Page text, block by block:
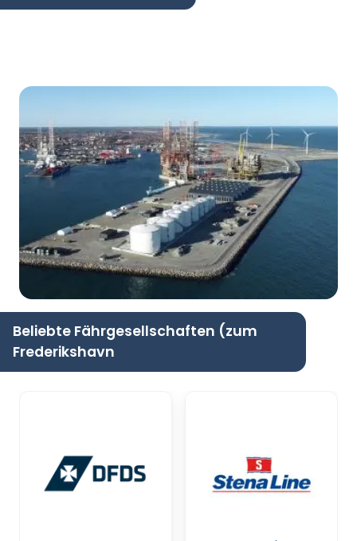
Beliebte Fährgesellschaften (zum
Frederikshavn